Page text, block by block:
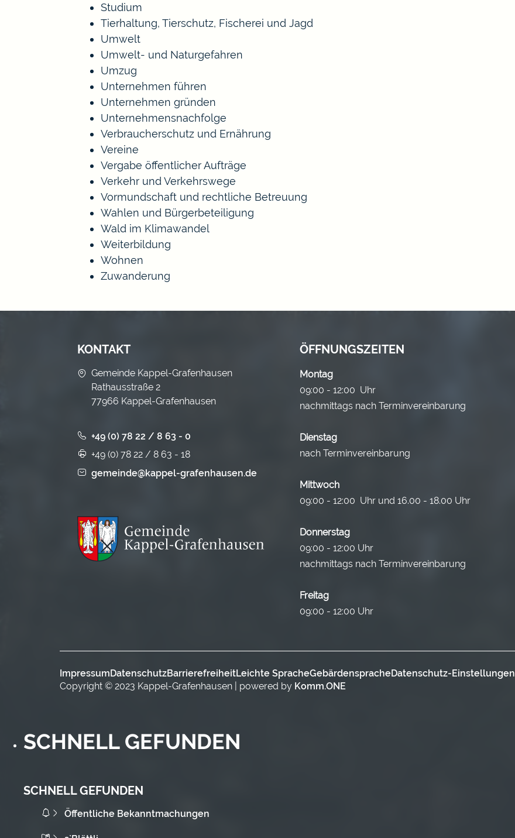
Studium
Tierhaltung, Tierschutz, Fischerei und Jagd
Umwelt
Umwelt- und Naturgefahren
Umzug
Unternehmen führen
Unternehmen gründen
Unternehmensnachfolge
Verbraucherschutz und Ernährung
Vereine
Vergabe öffentlicher Aufträge
Verkehr und Verkehrswege
Vormundschaft und rechtliche Betreuung
Wahlen und Bürgerbeteiligung
Wald im Klimawandel
Weiterbildung
Wohnen
Zuwanderung
KONTAKT
Gemeinde Kappel-Grafenhausen
Rathausstraße 2
77966 Kappel-Grafenhausen
+49 (0) 78 22 / 8 63 - 0
+49 (0) 78 22 / 8 63 - 18
gemeinde@kappel-grafenhausen.de
ÖFFNUNGSZEITEN
Montag
09:00 - 12:00 Uhr
nachmittags nach Terminvereinbarung
Dienstag
nach Terminvereinbarung
Mittwoch
09:00 - 12:00 Uhr und 16.00 - 18.00 Uhr
Donnerstag
09:00 - 12:00 Uhr
nachmittags nach Terminvereinbarung
Freitag
09:00 - 12:00 Uhr
ImpressumDatenschutzBarrierefreiheitLeichte SpracheGebärdenspracheDatenschutz-Einstellungen
Copyright © 2023 Kappel-Grafenhausen | powered by Komm.ONE
SCHNELL GEFUNDEN
SCHNELL GEFUNDEN
Öffentliche Bekanntmachungen